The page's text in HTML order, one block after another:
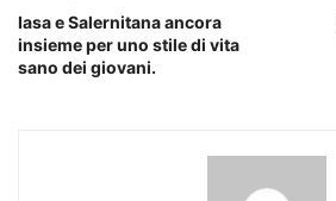
Iasa e Salernitana ancora
insieme per uno stile di vita
sano dei giovani.